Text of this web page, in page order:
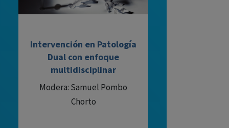
Intervención en Patología
Dual con enfoque
multidisciplinar
Modera: Samuel Pombo
Chorto